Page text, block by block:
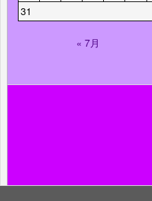
31
« 7月